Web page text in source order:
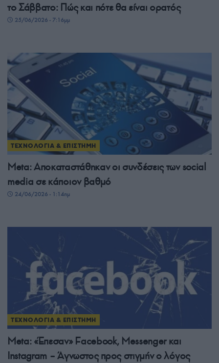
το Σάββατο: Πώς και πότε θα είναι ορατός
25/06/2026 - 7:16μμ
ΤΕΧΝΟΛΟΓΙΑ & ΕΠΙΣΤΗΜΗ
Meta: Αποκαταστάθηκαν οι συνδέσεις των social
media σε κάποιον βαθμό
24/06/2026 - 1:14πμ
ΤΕΧΝΟΛΟΓΙΑ & ΕΠΙΣΤΗΜΗ
Meta: «Έπεσαν» Facebook, Messenger και
Instagram – Άγνωστος προς στιγμήν ο λόγος